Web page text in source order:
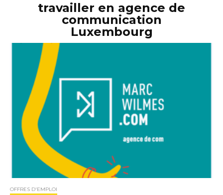
travailler en agence de
communication
Luxembourg
OFFRES D'EMPLOI